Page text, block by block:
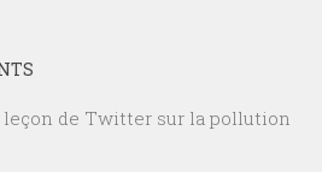
leçon de Twitter sur la pollution